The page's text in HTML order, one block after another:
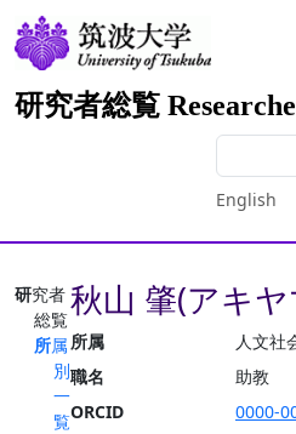
研究者総覧
English
研究者
総覧
所属
別
一
覧
秋山 肇(アキ
所属
人文社
職名
助教
ORCID
0000-